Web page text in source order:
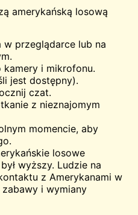
amerykańską losową
w przeglądarce lub na
i mikrofonu.
jest dostępny).
czat.
z nieznajomym
momencie, aby
losowe
wyższy. Ludzie na
z Amerykanami w
i wymiany